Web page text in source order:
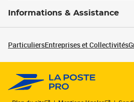
Informations & Assistance
ParticuliersEntreprises et Collectivités